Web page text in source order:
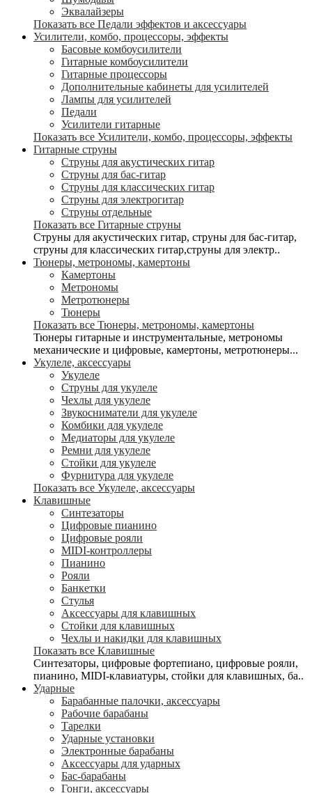
Эквалайзеры
Показать все Педали эффектов и аксессуары
Усилители, комбо, процессоры, эффекты
Басовые комбоусилители
Гитарные комбоусилители
Гитарные процессоры
Дополнительные кабинеты для усилителей
Лампы для усилителей
Педали
Усилители гитарные
Показать все Усилители, комбо, процессоры, эффекты
Гитарные струны
Струны для акустических гитар
Струны для бас-гитар
Струны для классических гитар
Струны для электрогитар
Струны отдельные
Показать все Гитарные струны
Струны для акустических гитар, струны для бас-гитар,
струны для классических гитар,струны для электр..
Тюнеры, метрономы, камертоны
Камертоны
Метрономы
Метротюнеры
Тюнеры
Показать все Тюнеры, метрономы, камертоны
Тюнеры гитарные и инструментальные, метрономы
механические и цифровые, камертоны, метротюнеры...
Укулеле, аксессуары
Укулеле
Струны для укулеле
Чехлы для укулеле
Звукосниматели для укулеле
Комбики для укулеле
Медиаторы для укулеле
Ремни для укулеле
Стойки для укулеле
Фурнитура для укулеле
Показать все Укулеле, аксессуары
Клавишные
Синтезаторы
Цифровые пианино
Цифровые рояли
MIDI-контроллеры
Пианино
Рояли
Банкетки
Стулья
Аксессуары для клавишных
Стойки для клавишных
Чехлы и накидки для клавишных
Показать все Клавишные
Синтезаторы, цифровые фортепиано, цифровые рояли,
пианино, MIDI-клавиатуры, стойки для клавишных, ба..
Ударные
Барабанные палочки, аксессуары
Рабочие барабаны
Тарелки
Ударные установки
Электронные барабаны
Аксессуары для ударных
Бас-барабаны
Гонги, аксессуары